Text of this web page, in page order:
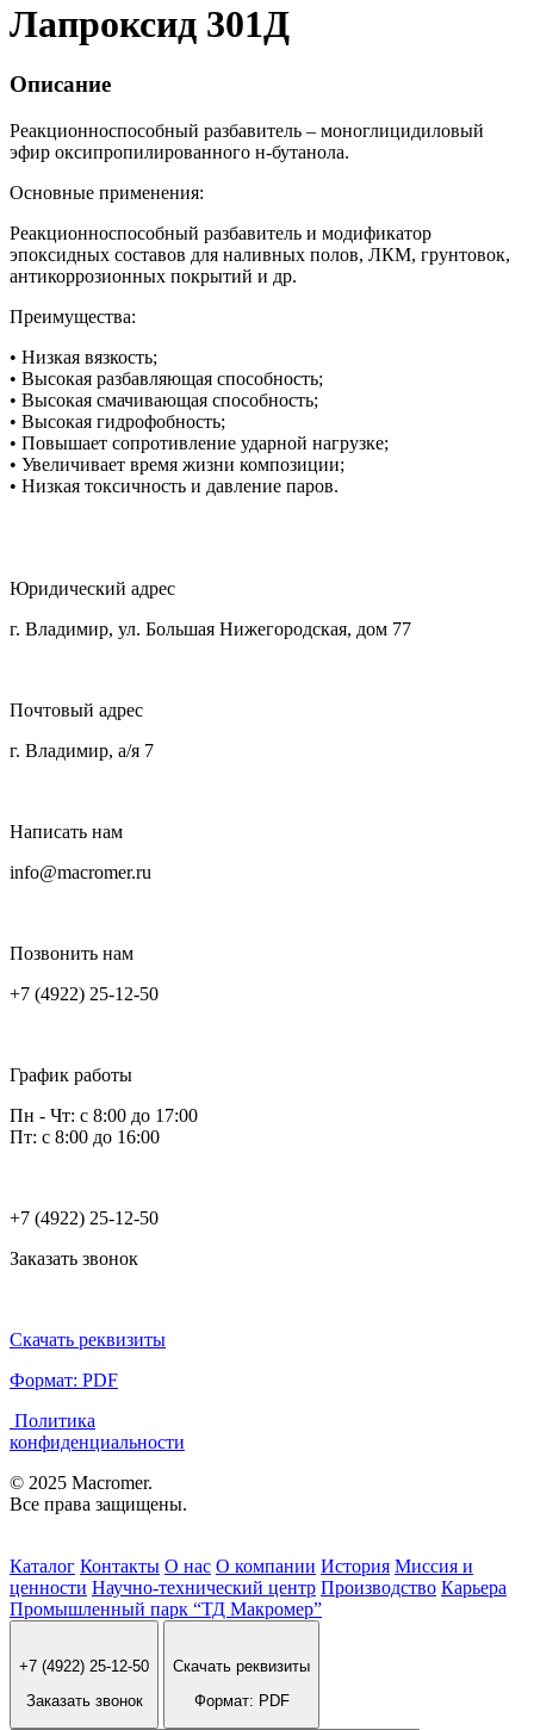
Лапроксид 301Д
Описание
Реакционноспособный разбавитель – моноглицидиловый
эфир оксипропилированного н-бутанола.
Основные применения:
Реакционноспособный разбавитель и модификатор
эпоксидных составов для наливных полов, ЛКМ, грунтовок,
антикоррозионных покрытий и др.
Преимущества:
• Низкая вязкость;
• Высокая разбавляющая способность;
• Высокая смачивающая способность;
• Высокая гидрофобность;
• Повышает сопротивление ударной нагрузке;
• Увеличивает время жизни композиции;
• Низкая токсичность и давление паров.
Юридический адрес
г. Владимир, ул. Большая Нижегородская, дом 77
Почтовый адрес
г. Владимир, а/я 7
Написать нам
info@macromer.ru
Позвонить нам
+7 (4922) 25-12-50
График работы
Пн - Чт: с 8:00 до 17:00
Пт: с 8:00 до 16:00
+7 (4922) 25-12-50
Заказать звонок
Скачать реквизиты
Формат: PDF
Политика
конфиденциальности
© 2025 Macromer.
Все права защищены.
Каталог Контакты О нас О компании История Миссия и
ценности Научно-технический центр Производство Карьера
Промышленный парк “ТД Макромер”
+7 (4922) 25-12-50
Заказать звонок
Скачать реквизиты
Формат: PDF